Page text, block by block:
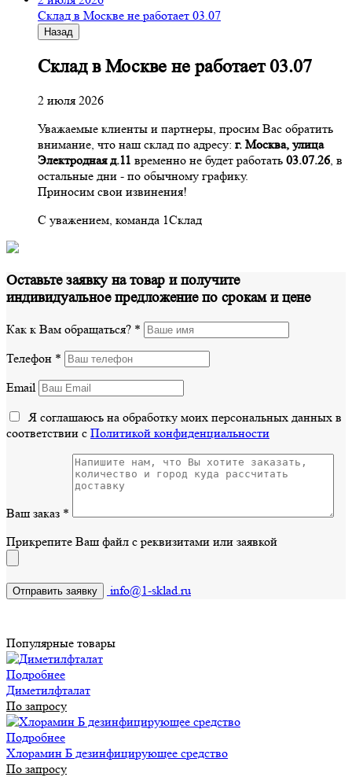
Склад в Москве не работает 03.07
Назад
Склад в Москве не работает 03.07
2 июля 2026
Уважаемые клиенты и партнеры, просим Вас обратить
внимание, что наш склад по адресу: г. Москва, улица
Электродная д.11 временно не будет работать 03.07.26, в
остальные дни - по обычному графику.
Приносим свои извинения!
С уважением, команда 1Склад
Оставьте заявку на товар и получите
индивидуальное предложение по срокам и цене
Как к Вам обращаться? *
Телефон *
Email
Я соглашаюсь на обработку моих персональных данных в
соответствии с Политикой конфиденциальности
Ваш заказ *
Прикрепите Ваш файл с реквизитами или заявкой
info@1-sklad.ru
Популярные товары
Подробнее
Диметилфталат
По запросу
Подробнее
Хлорамин Б дезинфицирующее средство
По запросу